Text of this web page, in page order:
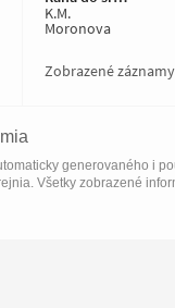
K.M.
Moronova
Zobrazené
generovaného i
Všetky zobrazené